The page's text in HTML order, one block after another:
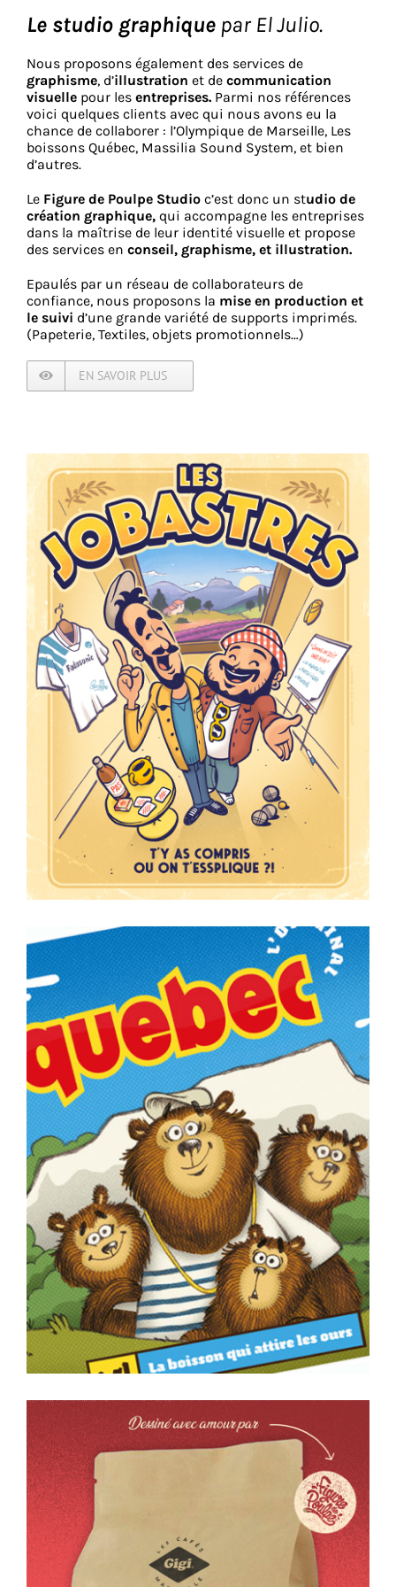
Le studio graphiquepar El Julio.
Nous proposons également des services de
graphisme, d’illustration et de communication
visuellepour les entreprises.Parmi nos références
voici quelques clients avec qui nous avons eu la
chance de collaborer : l’Olympique de Marseille, Les
boissons Québec, Massilia Sound System, et bien
d’autres.
Le Figure de Poulpe Studioc’est donc un studio de
création graphique,qui accompagne les entreprises
dans la maîtrise de leur identité visuelle et propose
des services en conseil, graphisme, et illustration.
Epaulés par un réseau de collaborateurs de
confiance, nous proposons la mise en production et
le suivi d’une grande variété de supports imprimés.
(Papeterie, Textiles, objets promotionnels…)
EN SAVOIR PLUS